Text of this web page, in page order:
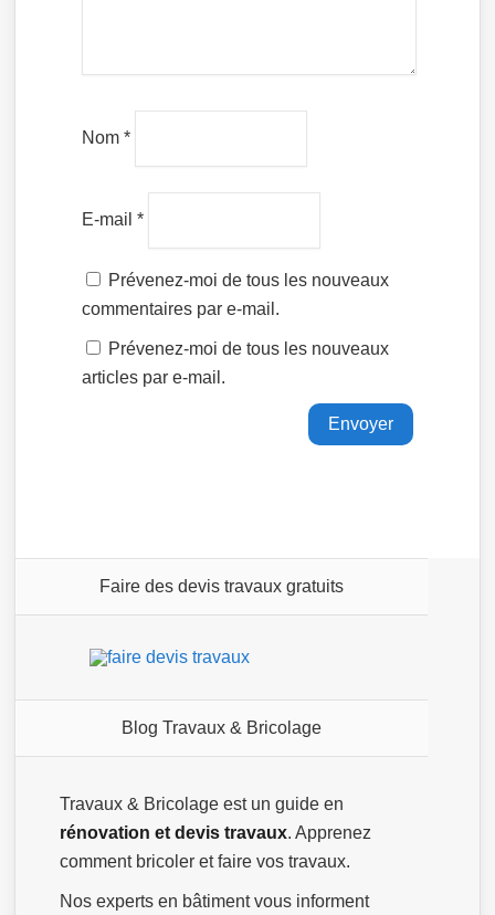
Nom*
E-mail*
Prévenez-moi de tous les nouveaux
commentaires par e-mail.
Prévenez-moi de tous les nouveaux
articles par e-mail.
Faire des devis travaux gratuits
Blog Travaux & Bricolage
Travaux & Bricolage est un guide en
rénovation et devis travaux. Apprenez
comment bricoler et faire vos travaux.
Nos experts en bâtiment vous informent